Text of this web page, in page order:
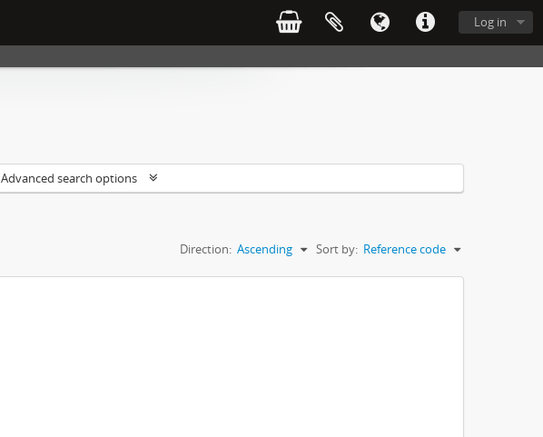
Log in
Advanced search options
Sort by: Reference code
Direction: Ascending